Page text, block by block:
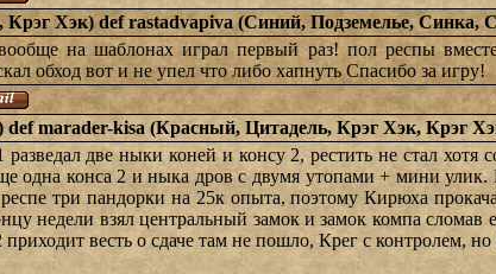
Хэк) def rastadvapiva (Синий, Подземелье, Синка,
на шаблонах играл первый раз! пол респы
обход вот и не упел что либо хапнуть Спасибо за игру!
marader-kisa (Красный, Цитадель, Крэг Хэк, Крэг
две ныки коней и консу 2, рестить не стал хотя
одна конса 2 и ныка дров с двумя утопами + мини улик.
три пандорки на 25к опыта, поэтому Кирюха
недели взял центральный замок и замок компа
весть о сдаче там не пошло, Крег с контролем,